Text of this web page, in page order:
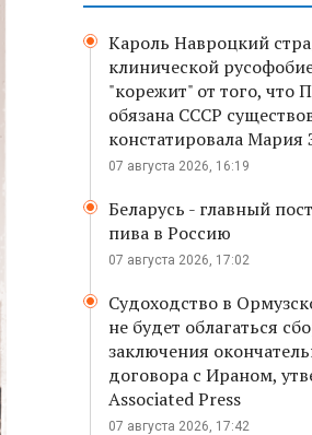
Кароль Навроцкий
клинической
"корежит" от того, что
обязана СССР
констатировала Мария
07 августа 2026, 16:19
Беларусь - главный
пива в Россию
07 августа 2026, 17:02
Судоходство в
не будет облагаться
заключения
договора с Ираном,
Associated Press
07 августа 2026, 17:42